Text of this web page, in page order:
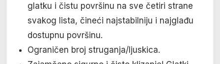
glatku i čistu površinu na sve četiri strane
svakog lista, čineći najstabilniju i najglađu
dostupnu površinu.
Ograničen broj struganja/ljuskica.